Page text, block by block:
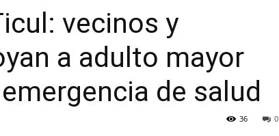
vecinos y
a adulto mayor
de salud
0
36